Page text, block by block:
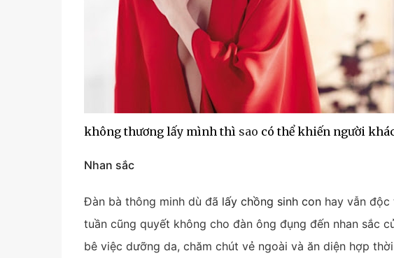
không thương lấy mình thì sao có thể khiến người
Nhan sắc
Đàn bà thông minh dù đã lấy chồng sinh conhay vẫn độc
tuần cũng quyết không cho đàn ông đụng đến nhan sắc
bê việc dưỡng da, chăm chút vẻ ngoài và ăn diện hợp